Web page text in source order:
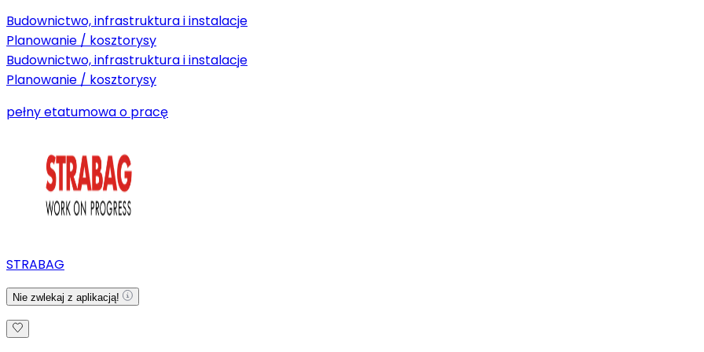
Budownictwo, infrastruktura i instalacje
Planowanie / kosztorysy
Budownictwo, infrastruktura i instalacje
Planowanie / kosztorysy
pełny etatumowa o pracę
STRABAG
Nie zwlekaj z aplikacją!